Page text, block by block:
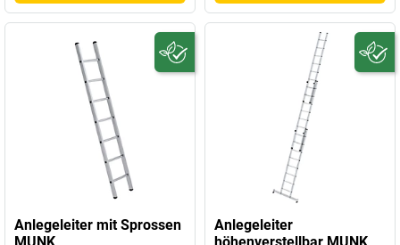
Anlegeleiter mit Sprossen
Anlegeleiter